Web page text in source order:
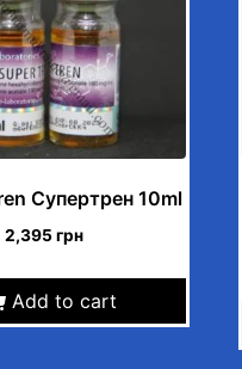
Супертрен 10ml
2,395грн
Add to cart